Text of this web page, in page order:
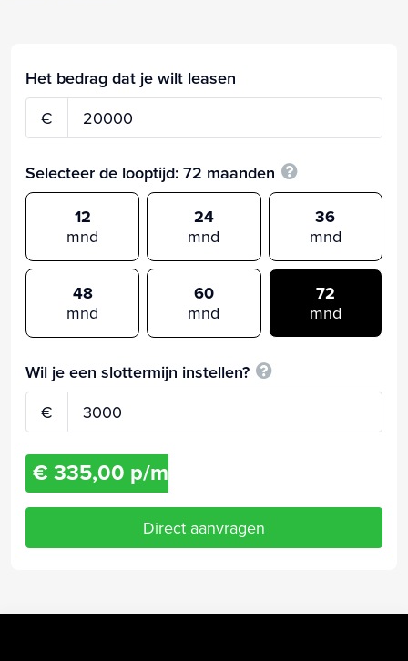
Het bedrag dat je wilt leasen
€
Selecteer de looptijd: 72 maanden
12
mnd
24
mnd
36
mnd
48
mnd
60
mnd
72
mnd
Wil je een slottermijn instellen?
€
€ 335,00 p/m
Direct aanvragen